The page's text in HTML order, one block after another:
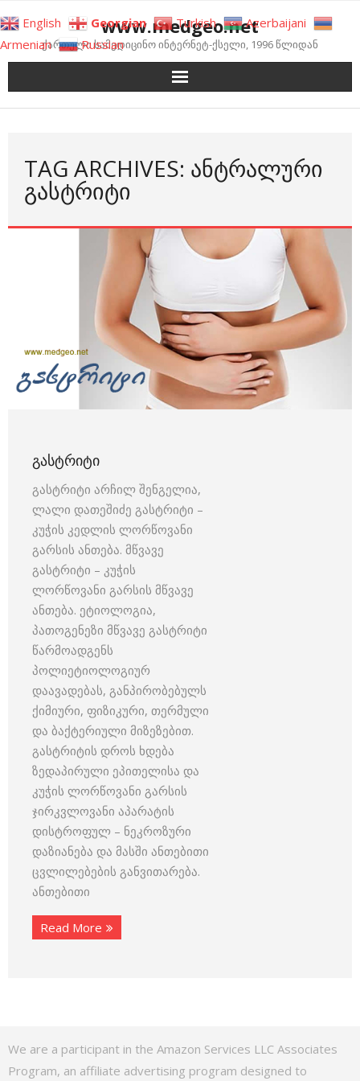
to
content
www.medgeo.net
ქართული სამედიცინო ინტერნეტ-ქსელი, 1996 წლიდან
TAG ARCHIVES: ᲐᲜᲢᲠᲐᲚᲣᲠᲘ
ᲒᲐᲡᲢᲠᲘᲢᲘ
ᲒᲐᲡᲢᲠᲘᲢᲘ
გასტრიტი არჩილ შენგელია,
ლალი დათეშიძე გასტრიტი –
კუჭის კედლის ლორწოვანი
გარსის ანთება. მწვავე
გასტრიტი – კუჭის
ლორწოვანი გარსის მწვავე
ანთება. ეტიოლოგია,
პათოგენეზი მწვავე გასტრიტი
წარმოადგენს
პოლიეტიოლოგიურ
დაავადებას, განპირობებულს
ქიმიური, ფიზიკური, თერმული
და ბაქტერიული მიზეზებით.
გასტრიტის დროს ხდება
ზედაპირული ეპითელისა და
კუჭის ლორწოვანი გარსის
ჯირკვლოვანი აპარატის
დისტროფულ – ნეკროზური
დაზიანება და მასში ანთებითი
ცვლილებების განვითარება.
ანთებითი
Read More
We are a participant in the Amazon Services LLC Associates
Program, an affiliate advertising program designed to
English Georgian Turkish
Azerbaijani
Armenian
Russian